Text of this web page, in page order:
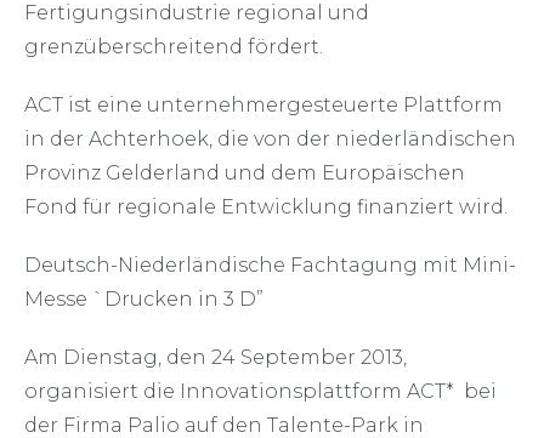
Fertigungsindustrie regional und
grenzüberschreitend fördert.
ACT ist eine unternehmergesteuerte Plattform
in der Achterhoek, die von der niederländischen
Provinz Gelderland und dem Europäischen
Fond für regionale Entwicklung finanziert wird.
Deutsch-Niederländische Fachtagung mit Mini-
Messe `Drucken in 3 D”
Am Dienstag, den 24 September 2013,
organisiert die Innovationsplattform ACT* bei
der Firma Palio auf den Talente-Park in